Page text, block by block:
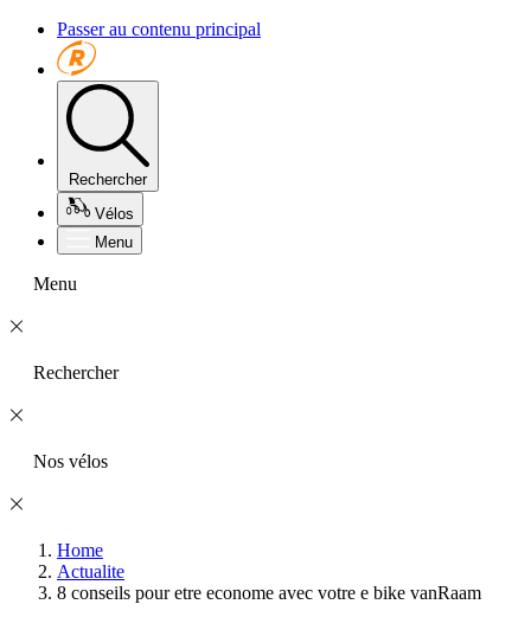
Passer au contenu principal
Rechercher
Vélos
Menu
Menu
Rechercher
Nos vélos
Home
Actualite
8 conseils pour etre econome avec votre e bike vanRaam